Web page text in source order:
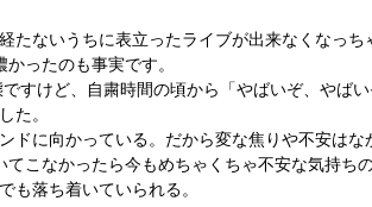
たないうちに表立ったライブが出来なくなっち
ったのも事実です。
すけど、自粛時間の頃から「やばいぞ、やば
た。
ドに向かっている。だから変な焦りや不安はな
こなかったら今もめちゃくちゃ不安な気持ち
も落ち着いていられる。